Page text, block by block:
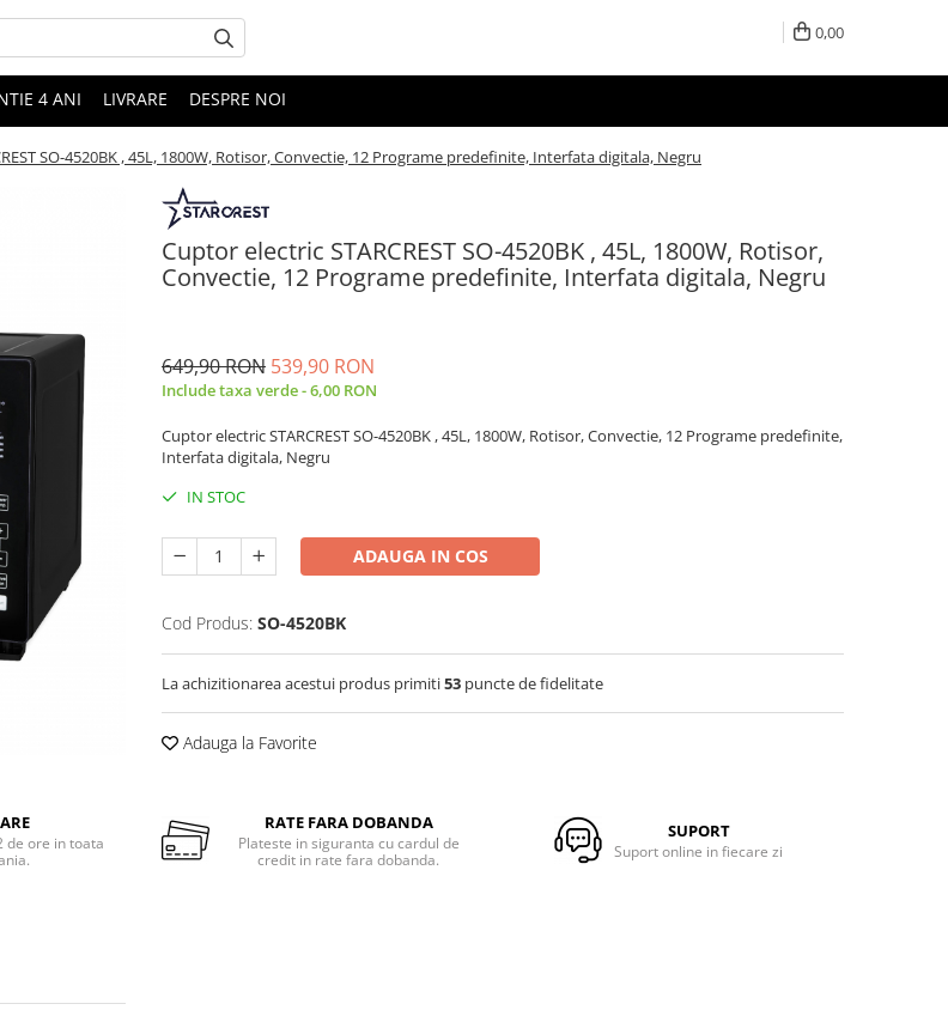
0,00
4 ANI LIVRARE DESPRE NOI
SO-4520BK , 45L, 1800W, Rotisor, Convectie, 12 Programe predefinite, Interfata digitala, Negru
Cuptor electric STARCREST SO-4520BK , 45L, 1800W, Rotisor,
Convectie, 12 Programe predefinite, Interfata digitala, Negru
649,90 RON 539,90 RON
Include taxa verde - 6,00 RON
Cuptor electric STARCREST SO-4520BK , 45L, 1800W, Rotisor, Convectie, 12 Programe predefinite,
Interfata digitala, Negru
IN STOC
ADAUGA IN COS
Cod Produs: SO-4520BK
La achizitionarea acestui produs primiti53 puncte de fidelitate
Adauga la Favorite
de ore in toata
RATE FARA DOBANDA
Plateste in siguranta cu cardul de
credit in rate fara dobanda.
SUPORT
Suport online in fiecare zi